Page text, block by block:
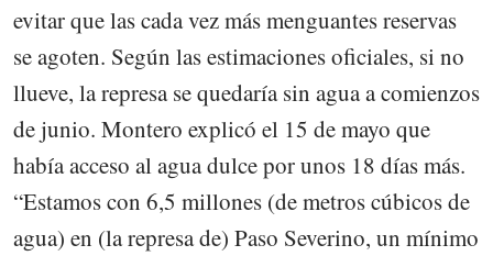
evitar que las cada vez más menguantes reservas
se agoten. Según las estimaciones oficiales, si no
llueve, la represa se quedaría sin agua a comienzos
de junio. Montero explicó el 15 de mayo que
había acceso al agua dulce por unos 18 días más.
“Estamos con 6,5 millones (de metros cúbicos de
agua) en (la represa de) Paso Severino, un mínimo